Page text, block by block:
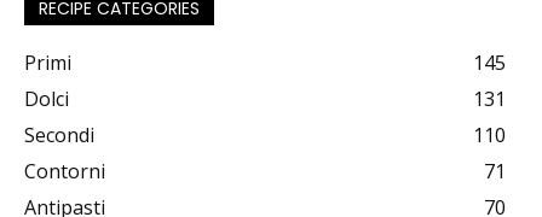
RECIPE CATEGORIES
Primi
145
Dolci
131
Secondi
110
Contorni
71
Antipasti
70